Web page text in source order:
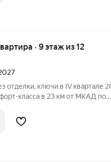
· 9 этаж из 12
отделки, ключи в IV квартале
класса в 23 км от МКАД по
больница, школы, детские сады,